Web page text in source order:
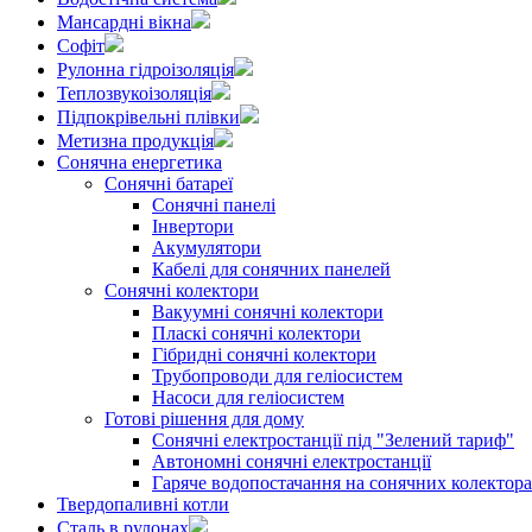
Мансардні вікна
Софіт
Рулонна гідроізоляція
Теплозвукоізоляція
Підпокрівельні плівки
Метизна продукція
Сонячна енергетика
Сонячні батареї
Сонячні панелі
Інвертори
Акумулятори
Кабелі для сонячних панелей
Сонячні колектори
Вакуумні сонячні колектори
Пласкі сонячні колектори
Гібридні сонячні колектори
Трубопроводи для геліосистем
Насоси для геліосистем
Готові рішення для дому
Сонячні електростанції під "Зелений тариф"
Автономні сонячні електростанції
Гаряче водопостачання на сонячних
Твердопаливні котли